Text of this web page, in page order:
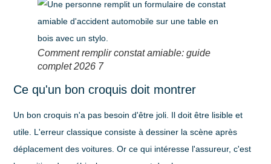
Comment remplir constat amiable: guide
complet 2026 7
Ce qu'un bon croquis doit montrer
Un bon croquis n'a pas besoin d'être joli. Il doit être lisible et
utile. L'erreur classique consiste à dessiner la scène après
déplacement des voitures. Or ce qui intéresse l'assureur, c'est